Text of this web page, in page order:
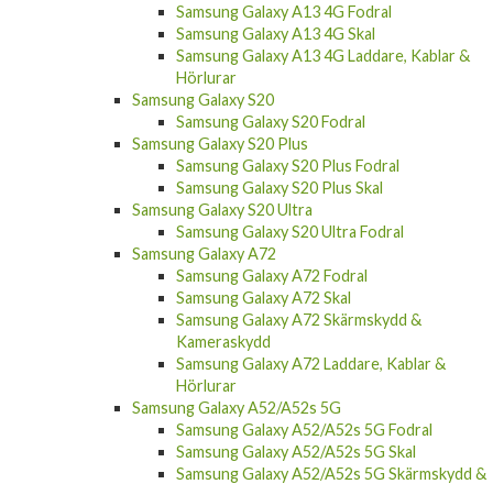
Samsung Galaxy A13 4G Fodral
Samsung Galaxy A13 4G Skal
Samsung Galaxy A13 4G Laddare, Kablar &
Hörlurar
Samsung Galaxy S20
Samsung Galaxy S20 Fodral
Samsung Galaxy S20 Plus
Samsung Galaxy S20 Plus Fodral
Samsung Galaxy S20 Plus Skal
Samsung Galaxy S20 Ultra
Samsung Galaxy S20 Ultra Fodral
Samsung Galaxy A72
Samsung Galaxy A72 Fodral
Samsung Galaxy A72 Skal
Samsung Galaxy A72 Skärmskydd &
Kameraskydd
Samsung Galaxy A72 Laddare, Kablar &
Hörlurar
Samsung Galaxy A52/A52s 5G
Samsung Galaxy A52/A52s 5G Fodral
Samsung Galaxy A52/A52s 5G Skal
Samsung Galaxy A52/A52s 5G Skärmskydd &